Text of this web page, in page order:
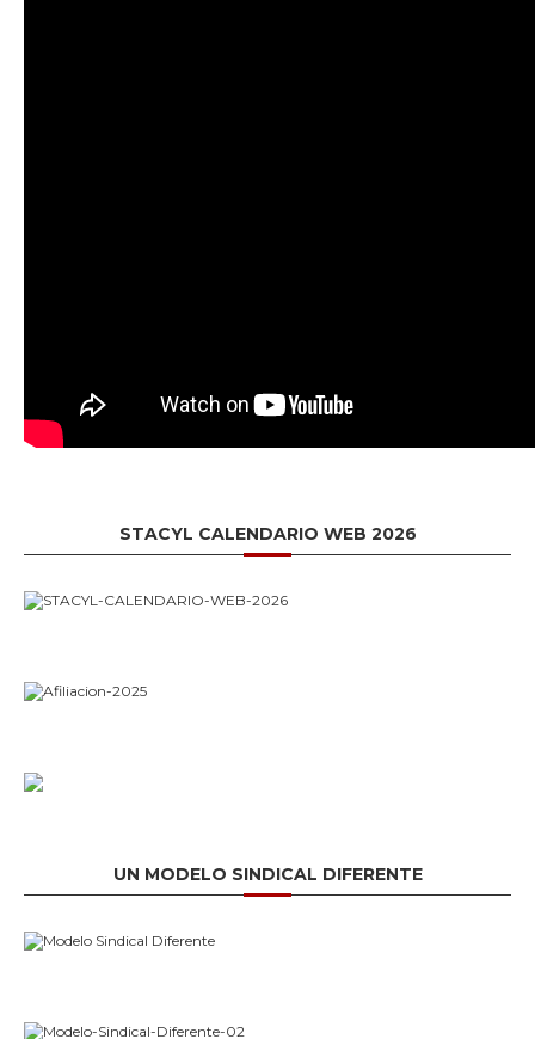
STACYL CALENDARIO WEB 2026
UN MODELO SINDICAL DIFERENTE